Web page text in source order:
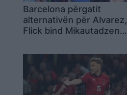
Barcelona përgatit
alternativën për Alvarez,
Flick bind Mikautadzen
“Camp Nou